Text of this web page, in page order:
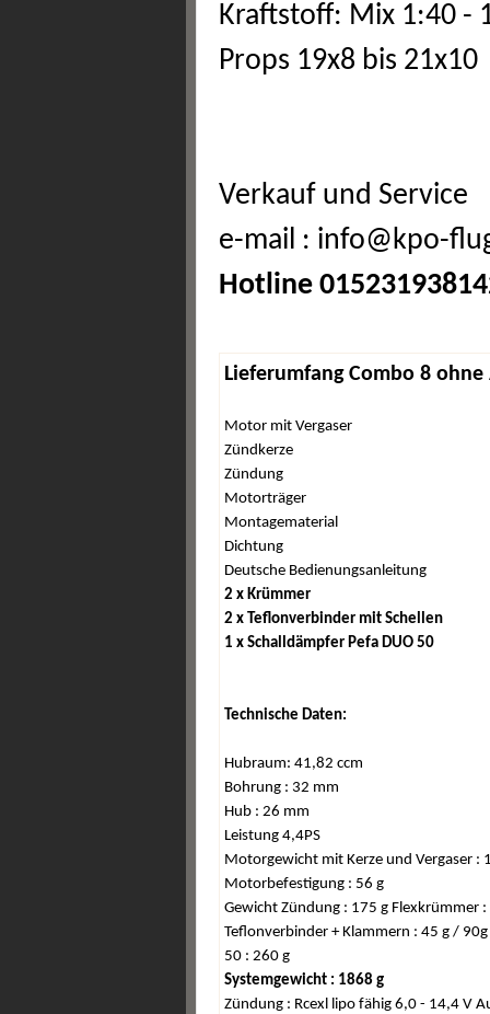
Kraftstoff: Mix 1:40 -
Props 19x8 bis 21x10
Verkauf und Service
e-mail : info@kpo-
Hotline
Lieferumfang Combo 8 ohne
Motor mit Vergaser
Zündkerze
Zündung
Motorträger
Montagematerial
Dichtung
Deutsche Bedienungsanleitung
2 x Krümmer
2 x Teflonverbinder mit Schellen
1 x Schalldämpfer Pefa DUO 50
Technische Daten:
Hubraum: 41,82 ccm
Bohrung : 32 mm
Hub : 26 mm
Leistung 4,4PS
Motorgewicht mit Kerze und Vergaser :
Motorbefestigung : 56 g
Gewicht Zündung : 175 g Flexkrümmer
Teflonverbinder + Klammern : 45 g /
50 : 260 g
Systemgewicht : 1868 g
Zündung : Rcexl lipo fähig 6,0 - 14,4 V